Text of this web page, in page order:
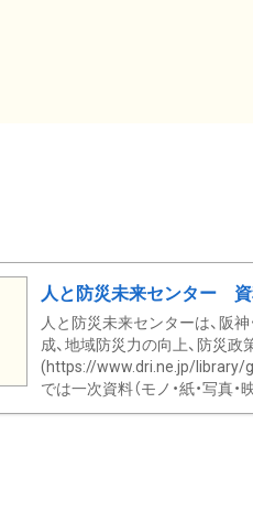
人と防災未来センター
人と防災未来センターは、阪
成、地域防災力の向上、防災
(https://www.dri.ne.jp/library/
では一次資料（モノ・紙・写真・